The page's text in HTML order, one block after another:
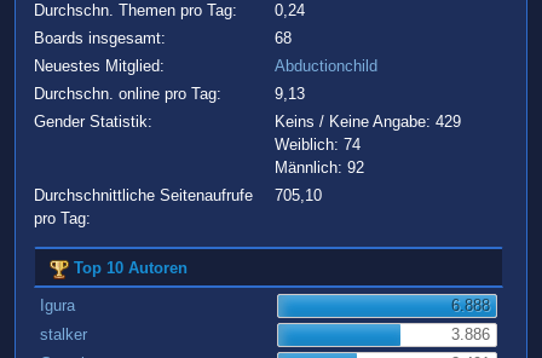
Durchschn. Themen pro Tag:
0,24
Boards insgesamt:
68
Neuestes Mitglied:
Abductionchild
Durchschn. online pro Tag:
9,13
Gender Statistik:
Keins / Keine Angabe: 429
Weiblich: 74
Männlich: 92
Durchschnittliche Seitenaufrufe
pro Tag:
705,10
Top 10 Autoren
Igura
6.888
stalker
3.886